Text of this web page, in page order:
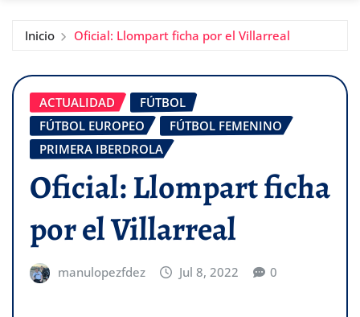
Inicio Oficial: Llompart ficha por el Villarreal
ACTUALIDAD
FÚTBOL
FÚTBOL EUROPEO
FÚTBOL FEMENINO
PRIMERA IBERDROLA
Oficial: Llompart ficha
por el Villarreal
manulopezfdez Jul 8, 2022 0